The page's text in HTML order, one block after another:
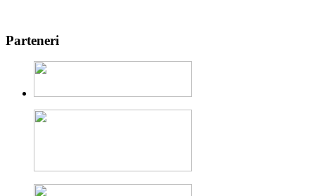
Parteneri